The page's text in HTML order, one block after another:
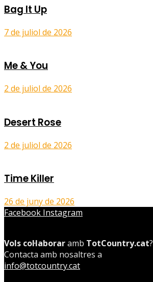
Bag It Up
7 de juliol de 2026
Me & You
2 de juliol de 2026
Desert Rose
2 de juliol de 2026
Time Killer
26 de juny de 2026
Facebook Instagram
Vols col·laboraramb TotCountry.cat?
Contacta amb nosaltres a
info@totcountry.cat